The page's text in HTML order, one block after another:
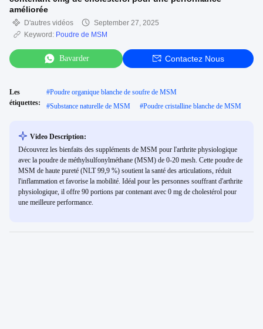
améliorée
D'autres vidéos
September 27, 2025
Keyword: Poudre de MSM
Bavarder Contactez Nous
Les
étiquettes:
#Poudre organique blanche de soufre de MSM
#Substance naturelle de MSM #Poudre cristalline blanche de MSM
Video Description:
Découvrez les bienfaits des suppléments de MSM pour l'arthrite physiologique
avec la poudre de méthylsulfonylméthane (MSM) de 0-20 mesh. Cette poudre de
MSM de haute pureté (NLT 99,9 %) soutient la santé des articulations, réduit
l'inflammation et favorise la mobilité. Idéal pour les personnes souffrant d'arthrite
physiologique, il offre 90 portions par contenant avec 0 mg de cholestérol pour
une meilleure performance.